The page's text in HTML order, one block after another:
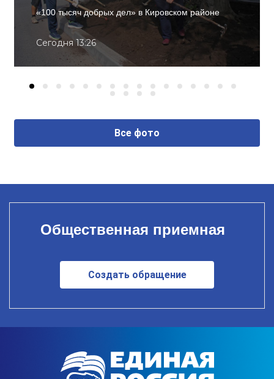
«100 тысяч добрых дел» в Кировском районе
Сегодня 13:26
Все фото
Общественная приемная
Создать обращение